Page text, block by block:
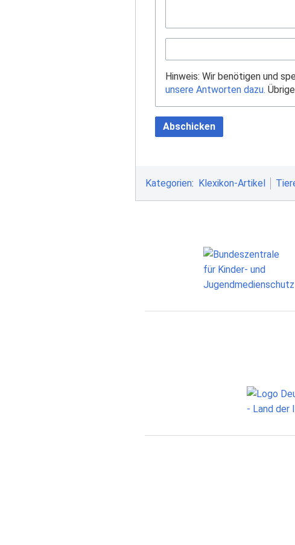
Hinweis: Wir benötigen und
unsere Antworten dazu.
Abschicken
Kategorien: Klexikon-Artikel